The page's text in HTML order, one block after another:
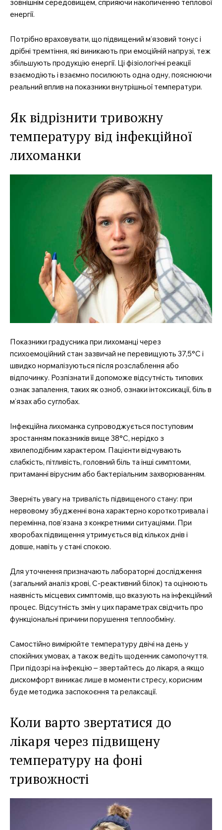
зовнішнім середовищем, сприяючи накопиченню теплової
енергії.
Потрібно враховувати, що підвищений м’язовий тонус і
дрібні тремтіння, які виникають при емоційній напрузі, теж
збільшують продукцію енергії. Ці фізіологічні реакції
взаємодіють і взаємно посилюють одна одну, пояснюючи
реальний вплив на показники внутрішньої температури.
Як відрізнити тривожну
температуру від інфекційної
лихоманки
Показники градусника при лихоманці через
психоемоційний стан зазвичай не перевищують 37,5°C і
швидко нормалізуються після розслаблення або
відпочинку. Розпізнати її допоможе відсутність типових
ознак запалення, таких як озноб, ознаки інтоксикації, біль в
м’язах або суглобах.
Інфекційна лихоманка супроводжується поступовим
зростанням показників вище 38°C, нерідко з
хвилеподібним характером. Пацієнти відчувають
слабкість, пітливість, головний біль та інші симптоми,
притаманні вірусним або бактеріальним захворюванням.
Зверніть увагу на тривалість підвищеного стану: при
нервовому збудженні вона характерно короткотривала і
перемінна, пов’язана з конкретними ситуаціями. При
хворобах підвищення утримується від кількох днів і
довше, навіть у стані спокою.
Для уточнення призначають лабораторні дослідження
(загальний аналіз крові, С-реактивний білок) та оцінюють
наявність місцевих симптомів, що вказують на інфекційний
процес. Відсутність змін у цих параметрах свідчить про
функціональні причини порушення теплообміну.
Самостійно вимірюйте температуру двічі на день у
спокійних умовах, а також ведіть щоденник самопочуття.
При підозрі на інфекцію – звертайтесь до лікаря, а якщо
дискомфорт виникає лише в моменти стресу, корисним
буде методика заспокоєння та релаксації.
Коли варто звертатися до
лікаря через підвищену
температуру на фоні
тривожності